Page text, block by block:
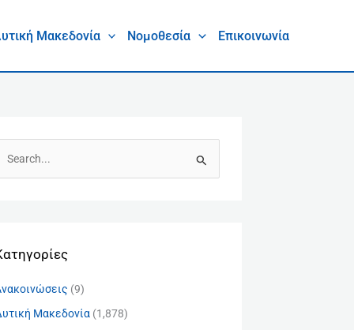
Μακεδονία Νομοθεσία Επικοινωνία
(9)
Μακεδονία (1,878)